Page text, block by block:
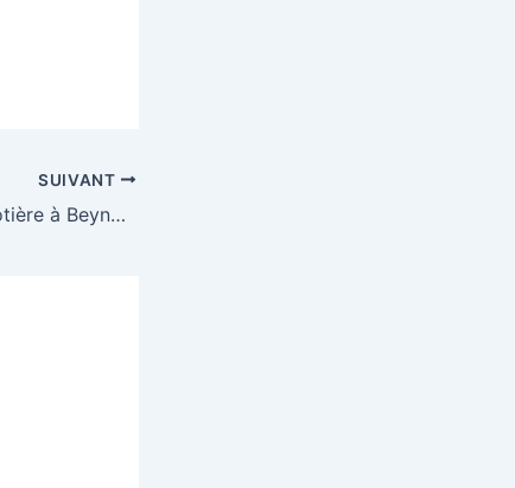
SUIVANT
18ème trail de la Cotière à Beynost